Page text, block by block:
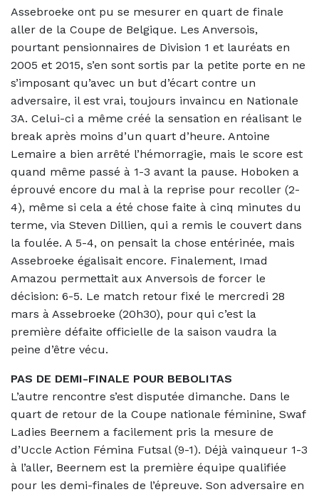
Assebroeke ont pu se mesurer en quart de finale
aller de la Coupe de Belgique. Les Anversois,
pourtant pensionnaires de Division 1 et lauréats en
2005 et 2015, s’en sont sortis par la petite porte en ne
s’imposant qu’avec un but d’écart contre un
adversaire, il est vrai, toujours invaincu en Nationale
3A. Celui-ci a même créé la sensation en réalisant le
break après moins d’un quart d’heure. Antoine
Lemaire a bien arrêté l’hémorragie, mais le score est
quand même passé à 1-3 avant la pause. Hoboken a
éprouvé encore du mal à la reprise pour recoller (2-
4), même si cela a été chose faite à cinq minutes du
terme, via Steven Dillien, qui a remis le couvert dans
la foulée. A 5-4, on pensait la chose entérinée, mais
Assebroeke égalisait encore. Finalement, Imad
Amazou permettait aux Anversois de forcer le
décision: 6-5. Le match retour fixé le mercredi 28
mars à Assebroeke (20h30), pour qui c’est la
première défaite officielle de la saison vaudra la
peine d’être vécu.
PAS DE DEMI-FINALE POUR BEBOLITAS
L’autre rencontre s’est disputée dimanche. Dans le
quart de retour de la Coupe nationale féminine, Swaf
Ladies Beernem a facilement pris la mesure de
d’Uccle Action Fémina Futsal (9-1). Déjà vainqueur 1-3
à l’aller, Beernem est la première équipe qualifiée
pour les demi-finales de l’épreuve. Son adversaire en